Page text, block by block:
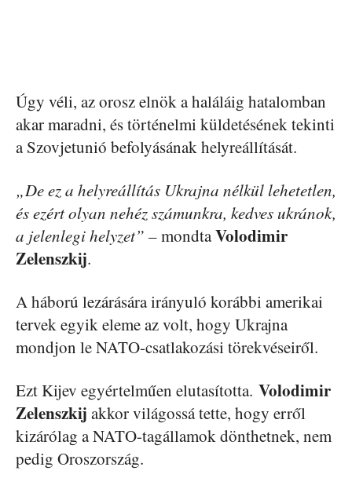
Úgy véli, az orosz elnök a haláláig hatalomban
akar maradni, és történelmi küldetésének tekinti
a Szovjetunió befolyásának helyreállítását.
„De ez a helyreállítás Ukrajna nélkül lehetetlen,
és ezért olyan nehéz számunkra, kedves ukránok,
a jelenlegi helyzet” – mondtaVolodimir
Zelenszkij.
A háború lezárására irányuló korábbi amerikai
tervek egyik eleme az volt, hogy Ukrajna
mondjon le NATO-csatlakozási törekvéseiről.
Ezt Kijev egyértelműen elutasította. Volodimir
Zelenszkij akkor világossá tette, hogy erről
kizárólag a NATO-tagállamok dönthetnek, nem
pedig Oroszország.